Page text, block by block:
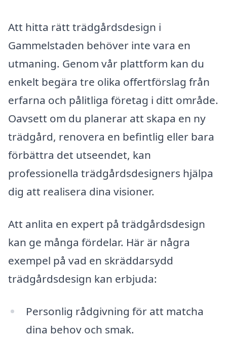
Att hitta rätt trädgårdsdesign i
Gammelstaden behöver inte vara en
utmaning. Genom vår plattform kan du
enkelt begära tre olika offertförslag från
erfarna och pålitliga företag i ditt område.
Oavsett om du planerar att skapa en ny
trädgård, renovera en befintlig eller bara
förbättra det utseendet, kan
professionella trädgårdsdesigners hjälpa
dig att realisera dina visioner.
Att anlita en expert på trädgårdsdesign
kan ge många fördelar. Här är några
exempel på vad en skräddarsydd
trädgårdsdesign kan erbjuda:
Personlig rådgivning för att matcha
dina behov och smak.